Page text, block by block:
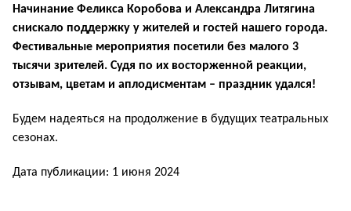
Начинание Феликса Коробова и Александра Литягина
снискало поддержку у жителей и гостей нашего города.
Фестивальные мероприятия посетили без малого 3
тысячи зрителей. Судя по их восторженной реакции,
отзывам, цветам и аплодисментам – праздник удался!
Будем надеяться на продолжение в будущих театральных
сезонах.
Дата публикации: 1 июня 2024